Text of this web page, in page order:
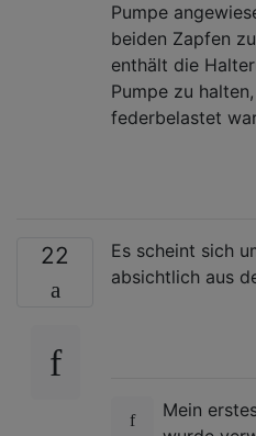
Pumpe
beiden Zapfen
enthält die
Pumpe zu
federbelastet
22
Es scheint sich
absichtlich aus
Mein